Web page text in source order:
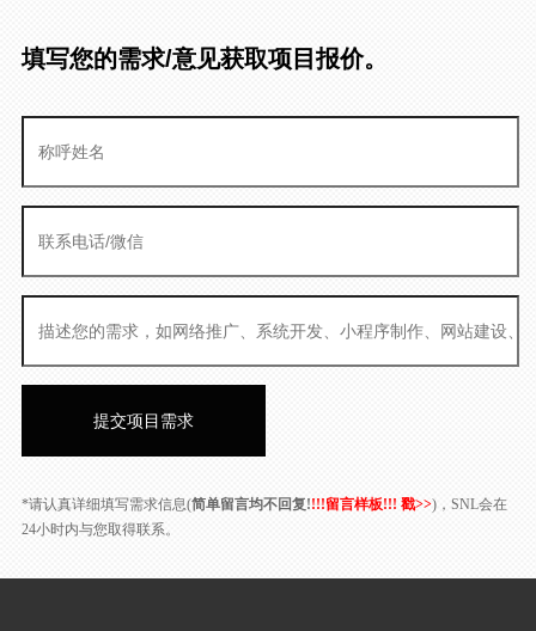
填写您的需求/意见获取项目报价。
*请认真详细填写需求信息(简单留言均不回复!!!!留言样板!!! 戳>>)，SNL会在
24小时内与您取得联系。